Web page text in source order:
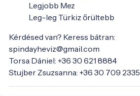
Legjobb Mez
Leg-leg Türkiz őrültebb
Kérdésed van? Keress bátran:
spindayheviz@gmail.com
Torsa Dániel: +36 30 621 8884
Stujber Zsuzsanna: +36 30 709 2335